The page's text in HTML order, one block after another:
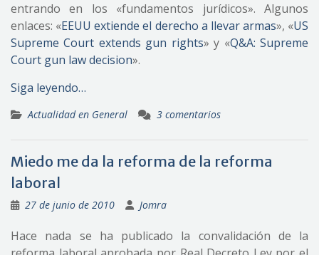
entrando en los «fundamentos jurídicos». Algunos
enlaces: «EEUU extiende el derecho a llevar armas», «US
Supreme Court extends gun rights» y «Q&A: Supreme
Court gun law decision».
Siga leyendo…
Actualidad en General 3 comentarios
Miedo me da la reforma de la reforma
laboral
27 de junio de 2010 Jomra
Hace nada se ha publicado la convalidación de la